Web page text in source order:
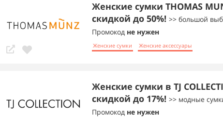
Женские сумки THOMAS
скидкой до 50%! >> большой
Промокод не нужен
Женские сумки Женские аксессуары
Женские сумки в TJ
скидкой до 17%! >> модные
Промокод не нужен